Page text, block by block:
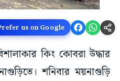
us on Google
কিং কোবরা উদ্ধার
শনিবার ময়নাগুড়ি